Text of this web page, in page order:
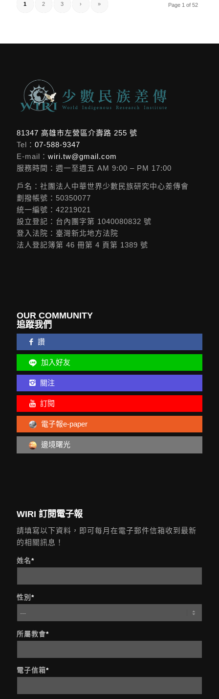
Page 1 of 52
1 2 3 › »
81347 高雄市左營區介壽路 255 號
Tel： 07-588-9347
E-mail： wiri.tw@gmail.com
服務時間：週一至週五 AM 9:00 – PM 17:00
戶名：社團法人中華世界少數民族研究中心差傳會
劃撥帳號：50350077
統一編號：42219021
設立登記：台內團字第 1040080832 號
登入法院：臺灣新北地方法院
法人登記簿第 46 冊第 4 頁第 1389 號
OUR COMMUNITY
追蹤我們
讚
加入好友
關注
訂閱
電子報e-paper
邊境曙光
WIRI 訂閱電子報
請填寫以下資料，即可每月在電子郵件信箱收到最新
的相關訊息！
姓名*
性別 *
所屬教會*
電子信箱*